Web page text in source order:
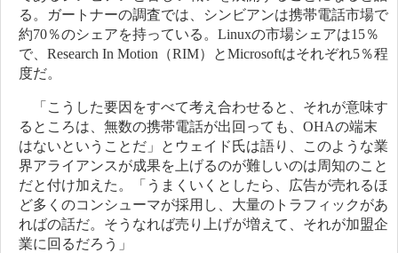
る。ガートナーの調査では、シンビアンは携帯電話市場で
約70％のシェアを持っている。Linuxの市場シェアは15％
で、Research In Motion（RIM）とMicrosoftはそれぞれ5％程
度だ。
「こうした要因をすべて考え合わせると、それが意味す
るところは、無数の携帯電話が出回っても、OHAの端末
はないということだ」とウェイド氏は語り、このような業
界アライアンスが成果を上げるのが難しいのは周知のこと
だと付け加えた。「うまくいくとしたら、広告が売れるほ
ど多くのコンシューマが採用し、大量のトラフィックがあ
ればの話だ。そうなれば売り上げが増えて、それが加盟企
業に回るだろう」